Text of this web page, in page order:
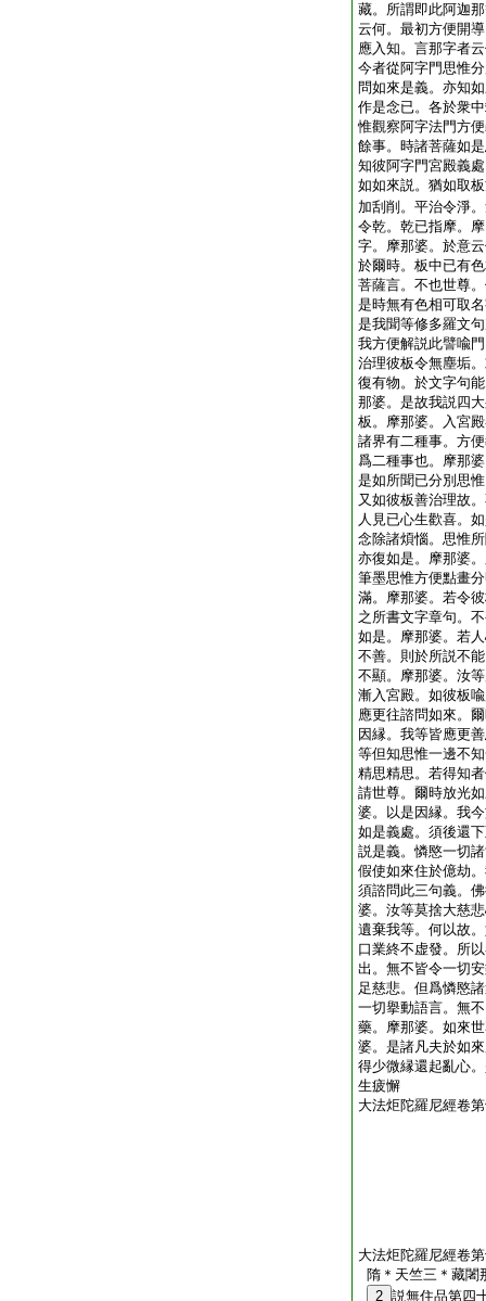
藏。所謂即此阿迦
云何。最初方便開
應入知。言那字者
今者從阿字門思惟
問如來是義。亦知
作是念已。各於衆
惟觀察阿字法門方
餘事。時諸菩薩如
知彼阿字門宮殿義
如如來説。猶如取
加刮削。平治令淨
令乾。乾已指摩。
字。摩那婆。於意
於爾時。板中已有
菩薩言。不也世尊
是時無有色相可取
是我聞等修多羅文
我方便解説此譬喩
治理彼板令無塵垢
復有物。於文字句
那婆。是故我説四
板。摩那婆。入宮
諸界有二種事。方
爲二種事也。摩那
是如所聞已分別思
又如彼板善治理故
人見已心生歡喜。
念除諸煩惱。思惟
亦復如是。摩那婆
筆墨思惟方便點畫
滿。摩那婆。若令
之所書文字章句。
如是。摩那婆。若
不善。則於所説不
不顯。摩那婆。汝
漸入宮殿。如彼板
應更往諮問如來。
因縁。我等皆應更
等但知思惟一邊不
精思精思。若得知
請世尊。爾時放光
婆。以是因縁。我
如是義處。須後還
説是義。憐愍一切
假使如來住於億劫
須諮問此三句義。
婆。汝等莫捨大慈
遺棄我等。何以故
口業終不虚發。所
出。無不皆令一切
足慈悲。但爲憐愍
一切擧動語言。無
藥。摩那婆。如來
婆。是諸凡夫於如
得少微縁還起亂心
生疲懈
大法炬陀羅尼經卷
大法炬陀羅尼經卷
隋＊天竺三＊藏闍
2 説無住品第四